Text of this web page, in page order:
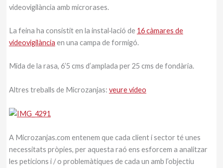
videovigilància amb microrases.
La feina ha consistit en la instal·lació de 16 càmares de
videovigilància en una campa de formigó.
Mida de la rasa, 6’5 cms d’amplada per 25 cms de fondària.
Altres treballs de Microzanjas: veure vídeo
A Microzanjas.com entenem que cada client i sector té unes
necessitats pròpies, per aquesta raó ens esforcem a analitzar
les peticions i / o problemàtiques de cada un amb l’objectiu